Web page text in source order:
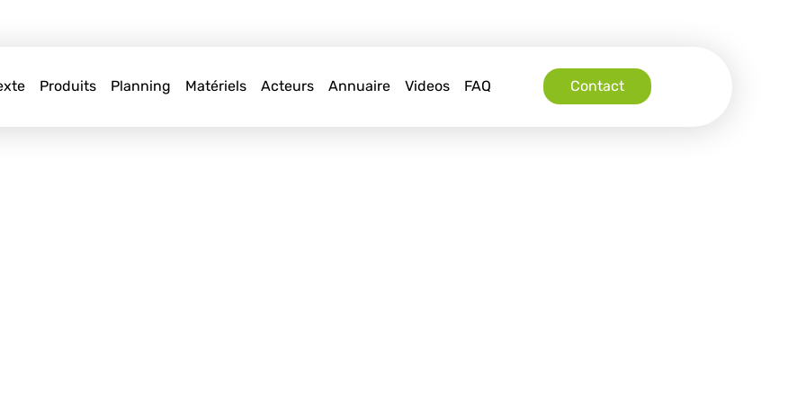
Produits Planning Matériels Acteurs Annuaire Videos FAQ Contact